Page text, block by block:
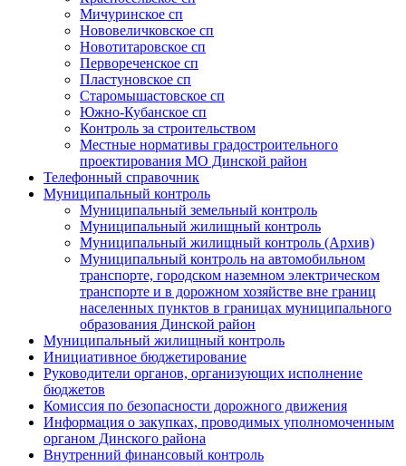
Мичуринское сп
Нововеличковское сп
Новотитаровское сп
Первореченское сп
Пластуновское сп
Старомышастовское сп
Южно-Кубанское сп
Контроль за строительством
Местные нормативы градостроительного
проектирования МО Динской район
Телефонный справочник
Муниципальный контроль
Муниципальный земельный контроль
Муниципальный жилищный контроль
Муниципальный жилищный контроль (Архив)
Муниципальный контроль на автомобильном
транспорте, городском наземном электрическом
транспорте и в дорожном хозяйстве вне границ
населенных пунктов в границах муниципального
образования Динской район
Муниципальный жилищный контроль
Инициативное бюджетирование
Руководители органов, организующих исполнение
бюджетов
Комиссия по безопасности дорожного движения
Информация о закупках, проводимых уполномоченным
органом Динского района
Внутренний финансовый контроль